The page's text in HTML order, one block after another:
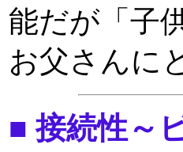
能だが「子
お父さんに
■ 接続性～